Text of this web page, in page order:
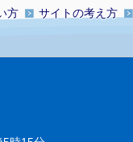
方 サイトの考え方